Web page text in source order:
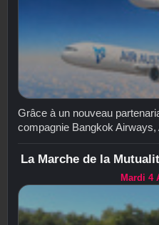
Grâce à un nouveau
compagnie Bangkok Airways,
La Marche de la
Mardi 4